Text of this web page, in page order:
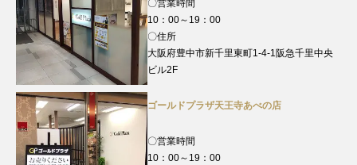
〇営業時間
10：00～19：00
〇住所
大阪府豊中市新千里東町1-4-1阪急千里中央
ビル2F
ゴールドプラザ天王寺あべの店
〇営業時間
10：00～19：00